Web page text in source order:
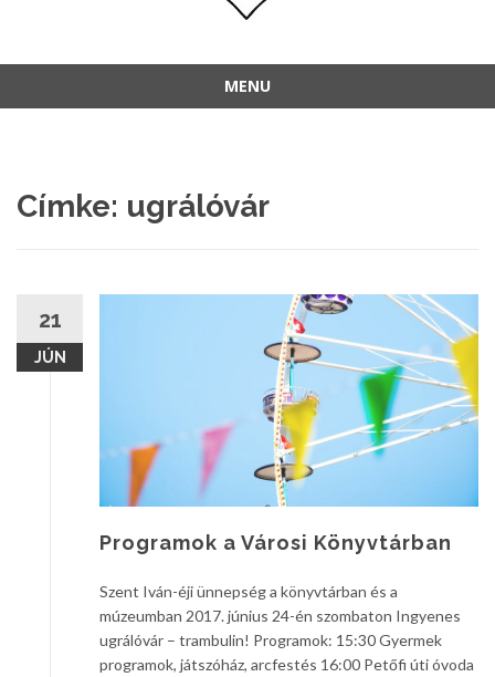
MENU
Címke: ugrálóvár
21
JÚN
Programok a Városi Könyvtárban
Szent Iván-éji ünnepség a könyvtárban és a
múzeumban 2017. június 24-én szombaton Ingyenes
ugrálóvár – trambulin! Programok: 15:30 Gyermek
programok, játszóház, arcfestés 16:00 Petőfi úti óvoda